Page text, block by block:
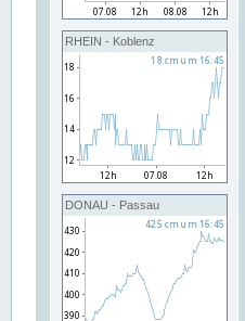
RHEIN - Koblenz
DONAU - Passau